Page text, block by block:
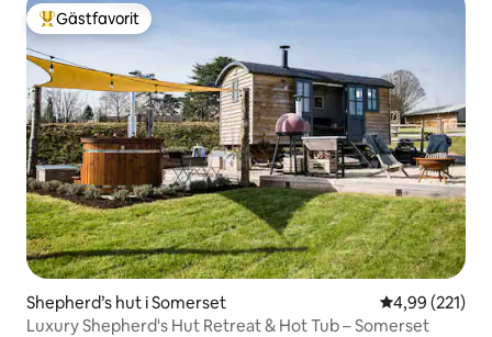
Populär gästfavorit
Gästfavorit
Shepherd’s hut i Somerset 4,99 av 5 i
4,99 (221)
Luxury Shepherd's Hut Retreat & Hot Tub – Somerset